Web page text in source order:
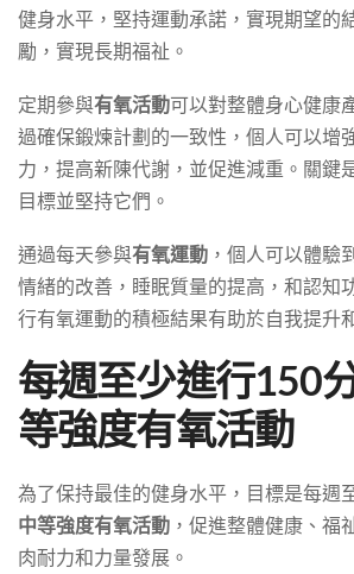
健身水平，堅持運動承諾，實現期望的
勵，實現長期福祉。
定期參與有氧活動可以對整體身心健康
過確保鍛煉計劃的一致性，個人可以增
力，提高新陳代謝，並促進減重。關鍵
目標並堅持它們。
通過每天參與有氧運動 ，個人可以體驗
情緒的改善，睡眠質量的提高，和認知
行有氧運動的積極結果有助於自我提升
每週至少進行150
等強度有氧活動
為了保持最佳的健身水平，目標是每週
中等強度有氧活動 ，促進整體健康、福
肉耐力和力量發展。